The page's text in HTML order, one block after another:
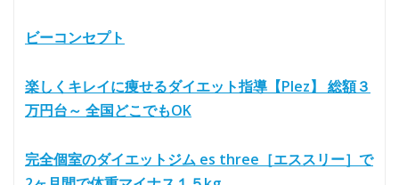
ビーコンセプト
楽しくキレイに痩せるダイエット指導【Plez】 総額３
万円台～ 全国どこでもOK
完全個室のダイエットジム es three［エススリー］で